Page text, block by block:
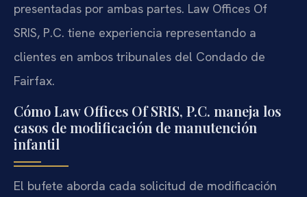
presentadas por ambas partes. Law Offices Of
SRIS, P.C. tiene experiencia representando a
clientes en ambos tribunales del Condado de
Fairfax.
Cómo Law Offices Of SRIS, P.C. maneja los
casos de modificación de manutención
infantil
El bufete aborda cada solicitud de modificación